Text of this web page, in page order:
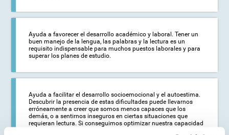
Ayuda a favorecer el desarrollo académico y laboral. Tener un
buen manejo de la lengua, las palabras y la lectura es un
requisito indispensable para muchos puestos laborales y para
superar los planes de estudio.
Ayuda a facilitar el desarrollo socioemocional y el autoestima.
Descubrir la presencia de estas dificultades puede llevarnos
erróneamente a creer que somos menos capaces que los
demás, o a sentirnos inseguros en ciertas situaciones que
requieran lectura. Si conseguimos optimizar nuestra capacidad